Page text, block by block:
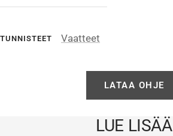
TUNNISTEET Vaatteet
LATAA OHJE
LUE LISÄÄ